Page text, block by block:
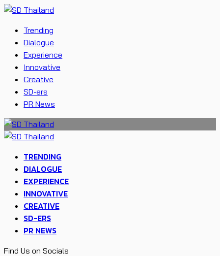
Trending
Dialogue
Experience
Innovative
Creative
SD-ers
PR News
TRENDING
DIALOGUE
EXPERIENCE
INNOVATIVE
CREATIVE
SD-ERS
PR NEWS
Find Us on Socials